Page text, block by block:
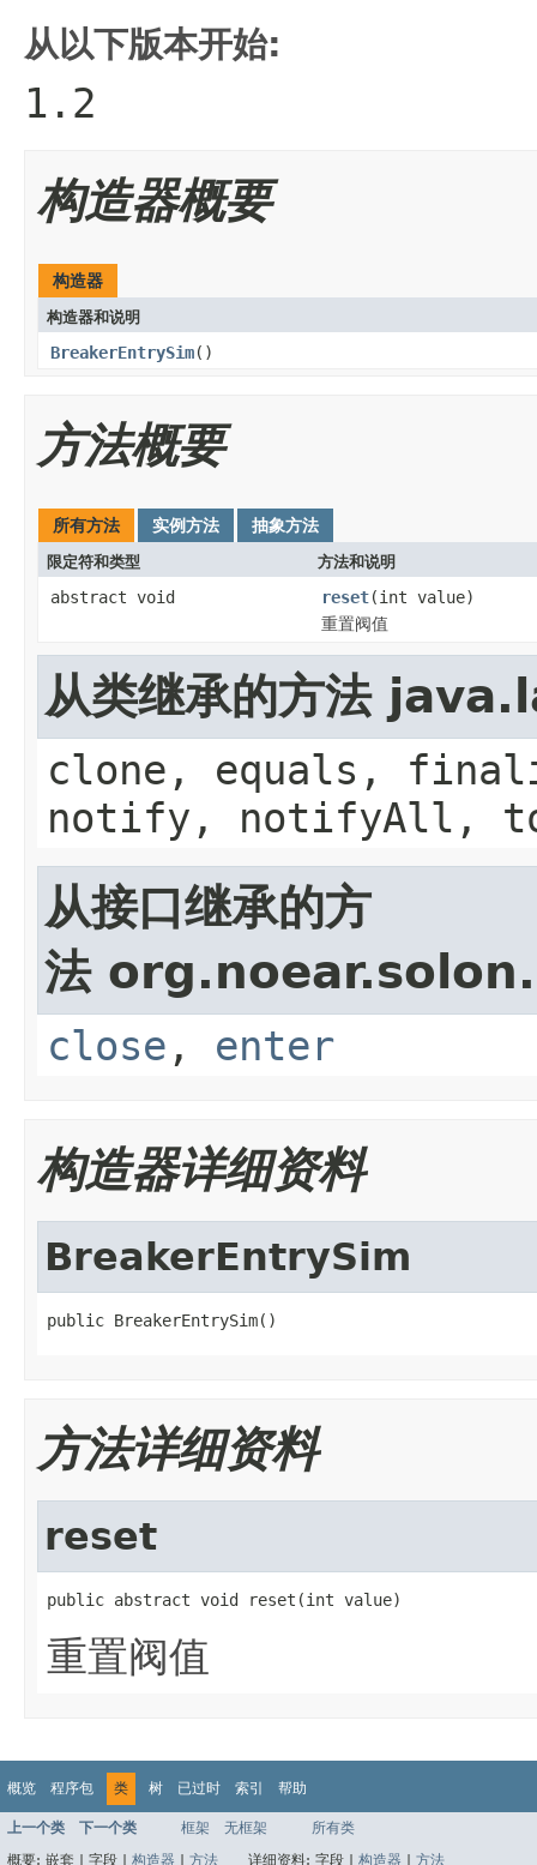
从以下版本开始:
1.2
构造器概要
构造器
构造器和说明
BreakerEntrySim()
方法概要
所有方法 实例方法 抽象方法
限定符和类型 方法和说明
abstract void reset(int value)
重置阀值
从类继承的方法
clone, equals,
notify, notifyAll,
从接口继承的方
法
close , enter
构造器详细资料
BreakerEntrySim
public BreakerEntrySim()
方法详细资料
reset
public abstract void reset(int value)
重置阀值
概览 程序包 类 树 已过时 索引 帮助
上一个类 下一个类 框架 无框架
所有类
概要: 嵌套 | 字段 | 构造器 方法 详细资料: 字段 | 构造器 方法